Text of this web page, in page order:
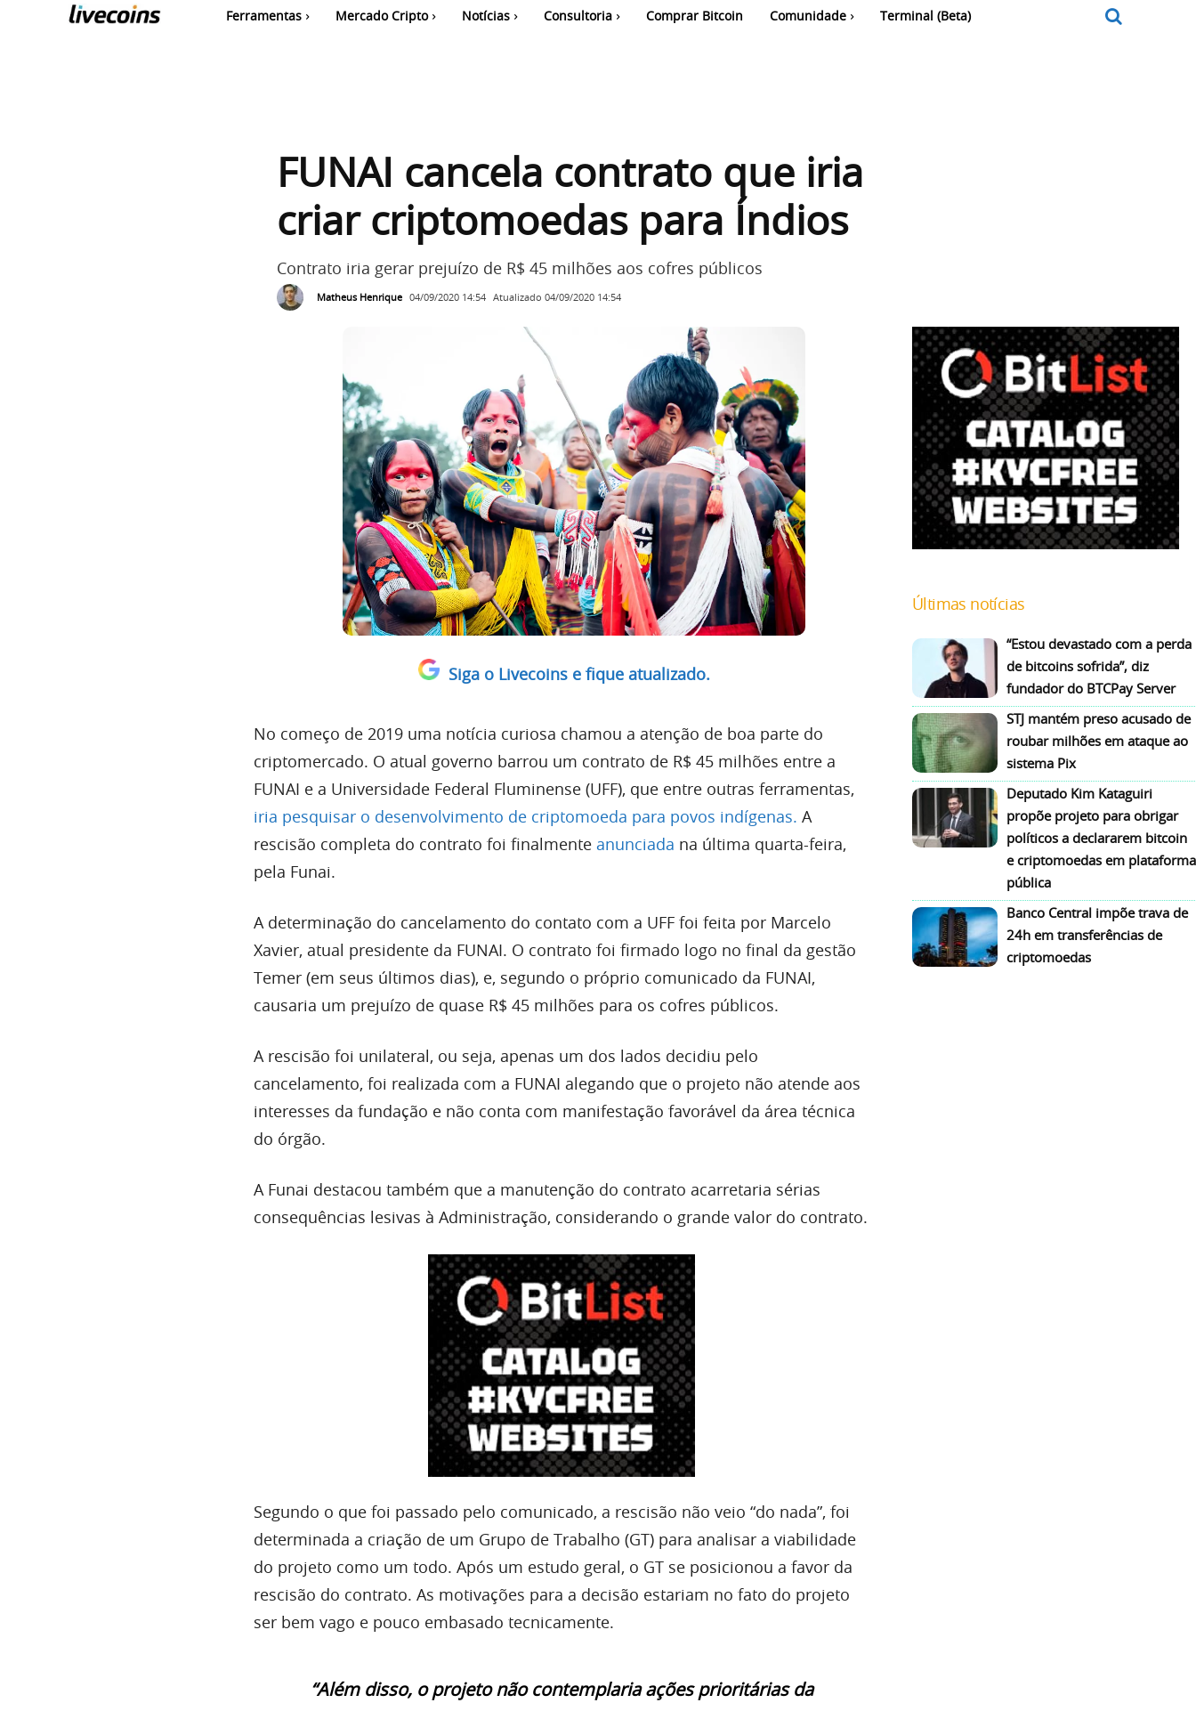
Ferramentas Mercado Cripto Notícias Consultoria Comprar Bitcoin Comunidade Terminal (Beta)
FUNAI cancela contrato que iria
criar criptomoedas para Índios
Contrato iria gerar prejuízo de R$ 45 milhões aos cofres públicos
Matheus Henrique 04/09/2020 14:54 Atualizado 04/09/2020 14:54
Siga o Livecoins e fique atualizado.
No começo de 2019 uma notícia curiosa chamou a atenção de boa parte do
criptomercado. O atual governo barrou um contrato de R$ 45 milhões entre a
FUNAI e a Universidade Federal Fluminense (UFF), que entre outras ferramentas,
iria pesquisar o desenvolvimento de criptomoeda para povos indígenas. A
rescisão completa do contrato foi finalmente anunciada na última quarta-feira,
pela Funai.
A determinação do cancelamento do contato com a UFF foi feita por Marcelo
Xavier, atual presidente da FUNAI. O contrato foi firmado logo no final da gestão
Temer (em seus últimos dias), e, segundo o próprio comunicado da FUNAI,
causaria um prejuízo de quase R$ 45 milhões para os cofres públicos.
A rescisão foi unilateral, ou seja, apenas um dos lados decidiu pelo
cancelamento, foi realizada com a FUNAI alegando que o projeto não atende aos
interesses da fundação e não conta com manifestação favorável da área técnica
do órgão.
A Funai destacou também que a manutenção do contrato acarretaria sérias
consequências lesivas à Administração, considerando o grande valor do contrato.
Segundo o que foi passado pelo comunicado, a rescisão não veio “do nada”, foi
determinada a criação de um Grupo de Trabalho (GT) para analisar a viabilidade
do projeto como um todo. Após um estudo geral, o GT se posicionou a favor da
rescisão do contrato. As motivações para a decisão estariam no fato do projeto
ser bem vago e pouco embasado tecnicamente.
“Além disso, o projeto não contemplaria ações prioritárias da
Últimas notícias
“Estou devastado com a perda
de bitcoins sofrida”, diz
fundador do BTCPay Server
STJ mantém preso acusado de
roubar milhões em ataque ao
sistema Pix
Deputado Kim Kataguiri
propõe projeto para obrigar
políticos a declararem bitcoin
e criptomoedas em plataforma
pública
Banco Central impõe trava de
24h em transferências de
criptomoedas